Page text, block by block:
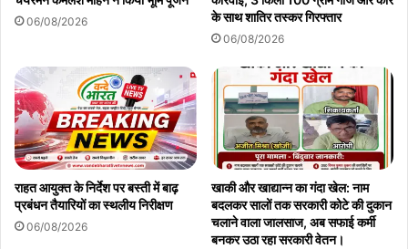
06/08/2026
के साथ शातिर तस्कर गिरफ्तार
06/08/2026
राहत आयुक्त के निर्देश पर बस्ती में बाढ़
प्रबंधन तैयारियों का स्थलीय निरीक्षण
06/08/2026
खाकी और खाद्यान्न का गंदा खेल: नाम
बदलकर सालों तक सरकारी कोटे की दुकान
चलाने वाला जालसाज, अब सफाई कर्मी
बनकर उठा रहा सरकारी वेतन।